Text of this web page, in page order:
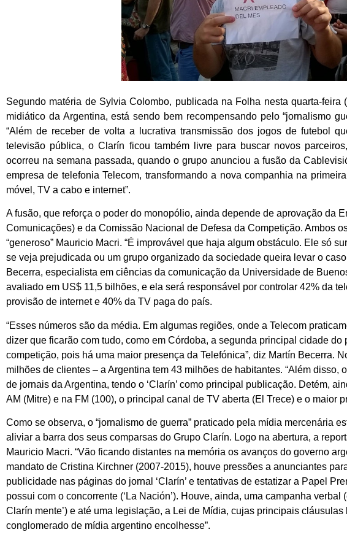
Segundo matéria de Sylvia Colombo, publicada na Folha nesta quarta-
midiático da Argentina, está sendo bem recompensando pelo “jornalismo
“Além de receber de volta a lucrativa transmissão dos jogos de futebol
televisão pública, o Clarín ficou também livre para buscar novos
ocorreu na semana passada, quando o grupo anunciou a fusão da
empresa de telefonia Telecom, transformando a nova companhia na
móvel, TV a cabo e internet”.
A fusão, que reforça o poder do monopólio, ainda depende de aprovação da
Comunicações) e da Comissão Nacional de Defesa da Competição. Ambos
“generoso” Mauricio Macri. “É improvável que haja algum obstáculo. Ele só
se veja prejudicada ou um grupo organizado da sociedade queira levar o
Becerra, especialista em ciências da comunicação da Universidade de
avaliado em US$ 11,5 bilhões, e ela será responsável por controlar 42% da
provisão de internet e 40% da TV paga do país.
“Esses números são da média. Em algumas regiões, onde a Telecom
dizer que ficarão com tudo, como em Córdoba, a segunda principal cidade
competição, pois há uma maior presença da Telefónica”, diz Martín Becerra.
milhões de clientes – a Argentina tem 43 milhões de habitantes. “Além disso,
de jornais da Argentina, tendo o ‘Clarín’ como principal publicação. Detém,
AM (Mitre) e na FM (100), o principal canal de TV aberta (El Trece) e o maior
Como se observa, o “jornalismo de guerra” praticado pela mídia mercenária
aliviar a barra dos seus comparsas do Grupo Clarín. Logo na abertura, a
Mauricio Macri. “Vão ficando distantes na memória os avanços do governo
mandato de Cristina Kirchner (2007-2015), houve pressões a anunciantes
publicidade nas páginas do jornal ‘Clarín’ e tentativas de estatizar a Papel
possui com o concorrente (‘La Nación’). Houve, ainda, uma campanha verbal
Clarín mente’) e até uma legislação, a Lei de Mídia, cujas principais
conglomerado de mídia argentino encolhesse”.